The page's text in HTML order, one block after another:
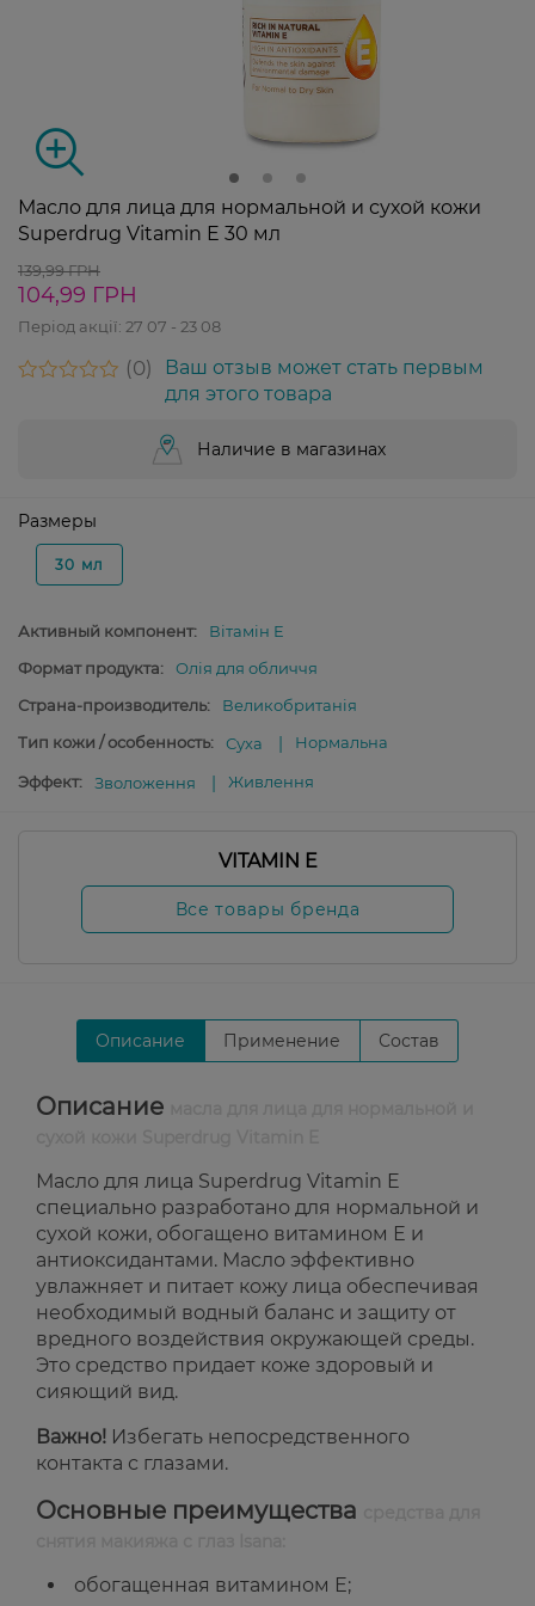
Масло для лица для нормальной и сухой кожи
Superdrug Vitamin E 30 мл
139,99 ГРН
104,99 ГРН
Період акції: 27 07 - 23 08
0
Ваш отзыв может стать первым
для этого товара
Наличие в магазинах
Размеры
30 мл
Активный компонент:
Вітамін E
Формат продукта:
Олія для обличчя
Страна-производитель:
Великобританія
Тип кожи / особенность:
Суха Нормальна
Эффект: Зволоження Живлення
VITAMIN E
Все товары бренда
Описание Применение Состав
Описание
Масло для лица Superdrug Vitamin E
специально разработано для нормальной и
сухой кожи, обогащено витамином Е и
антиоксидантами. Масло эффективно
увлажняет и питает кожу лица обеспечивая
необходимый водный баланс и защиту от
вредного воздействия окружающей среды.
Это средство придает коже здоровый и
сияющий вид.
Важно! Избегать непосредственного
контакта с глазами.
Основные преимущества
обогащенная витамином Е;